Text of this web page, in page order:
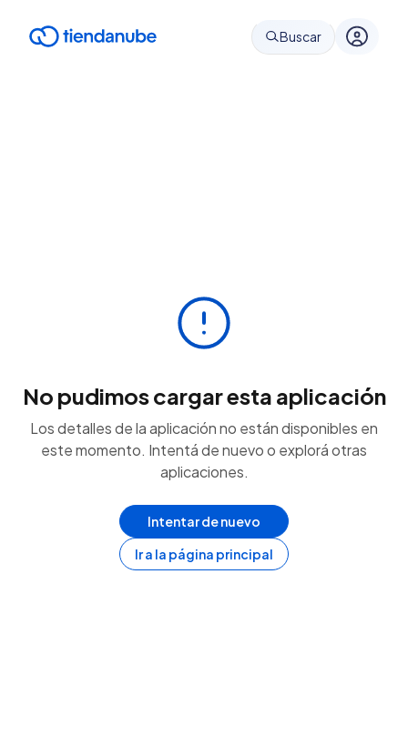
Buscar
No pudimos cargar esta aplicación
Los detalles de la aplicación no están disponibles en
este momento. Intentá de nuevo o explorá otras
aplicaciones.
Intentar de nuevo
Ir a la página principal